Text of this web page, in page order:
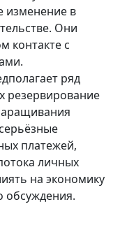
изменение в
Они
контакте с
ряд
резервирование
платежей,
личных
на экономику
обсуждения.